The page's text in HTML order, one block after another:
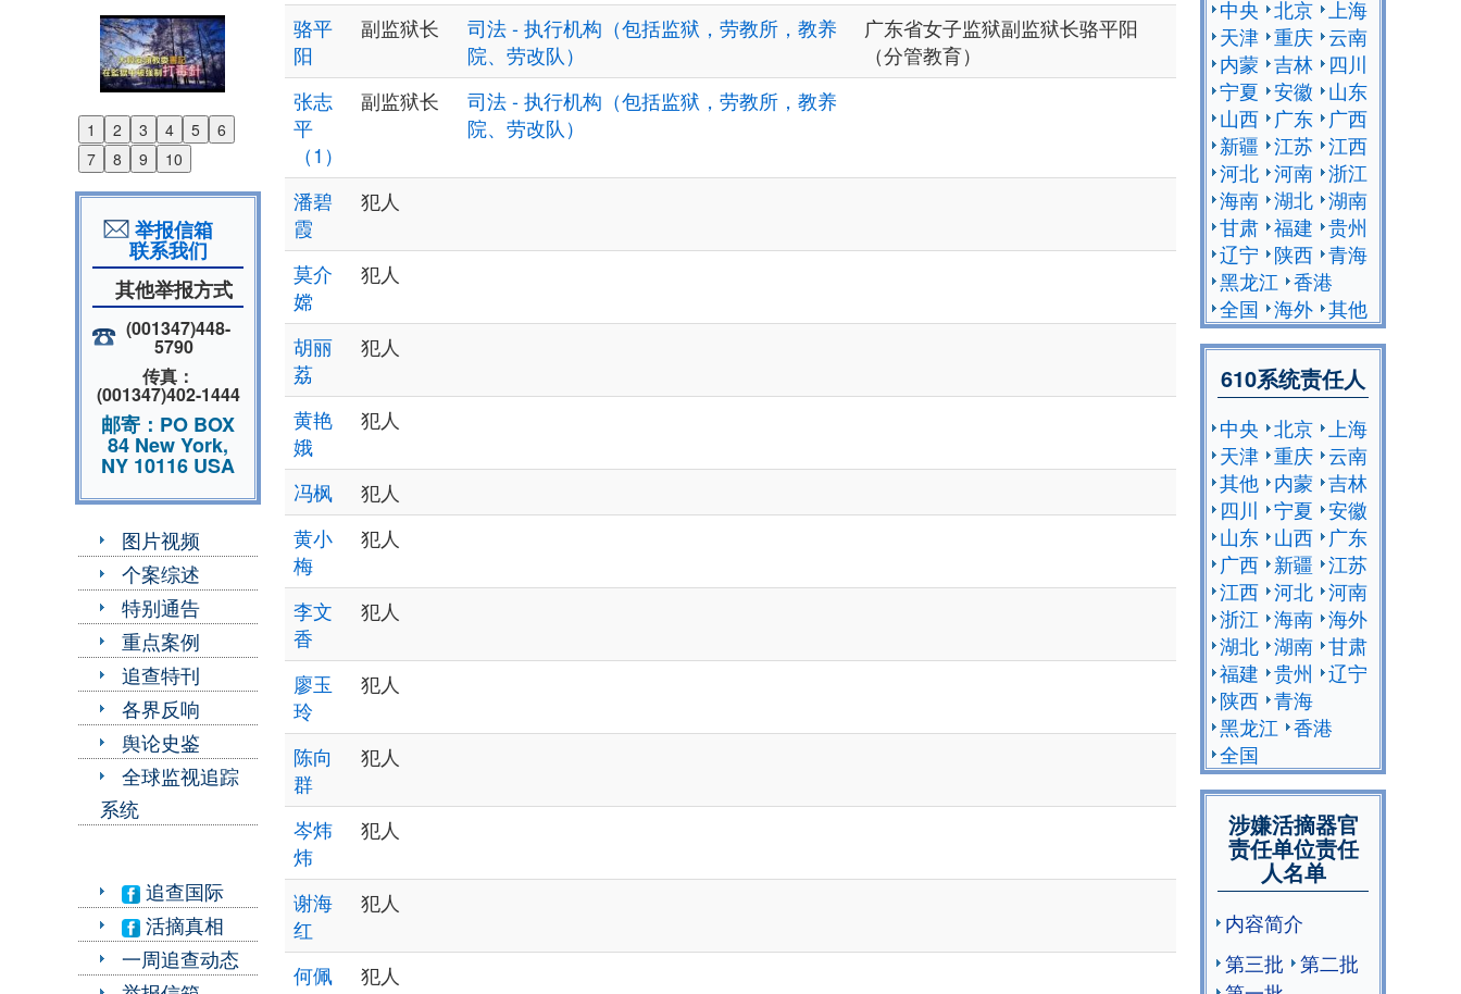
1 2 3 4 5
6
7
8 9 10
Previous
Next
举报信箱
联系我们
其他举报方式
(001347)448-
5790
传真：
(001347)402-1444
邮寄：PO BOX
84 New York,
NY 10116 USA
图片视频
个案综述
特别通告
重点案例
追查特刊
各界反响
舆论史鉴
全球监视追踪
系统
追查国际
活摘真相
一周追查动态
骆平
阳
副监狱长
司法 - 执行机构（包括监狱，劳教所，教养
院、劳改队）
广东省女子监狱副监狱长骆平阳
（分管教育）
张志
平
（1）
副监狱长
司法 - 执行机构（包括监狱，劳教所，教养
院、劳改队）
潘碧
霞
犯人
莫介
嫦
犯人
胡丽
荔
犯人
黄艳
娥
犯人
冯枫
犯人
黄小
梅
犯人
李文
香
犯人
廖玉
玲
犯人
陈向
群
犯人
岑炜
炜
犯人
谢海
红
犯人
何佩
犯人
中央 北京
上海
天津 重庆 云南
内蒙 吉林
四川
宁夏 安徽
山东
山西
广东
广西
新疆 江苏 江西
河北 河南 浙江
海南 湖北 湖南
甘肃 福建 贵州
辽宁
陕西 青海
黑龙江 香港
全国 海外 其他
610系统责任人
中央 北京
上海
天津 重庆 云南
其他 内蒙 吉林
四川
宁夏 安徽
山东 山西
广东
广西 新疆 江苏
江西 河北 河南
浙江 海南 海外
湖北 湖南 甘肃
福建 贵州
辽宁
陕西 青海
黑龙江 香港
全国
涉嫌活摘器官
责任单位责任
人名单
内容简介
第三批
第二批